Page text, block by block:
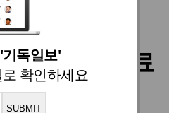
독일보'
확인하세요
26 17:18
부흥회 성료
양, 기도의 시간 가져